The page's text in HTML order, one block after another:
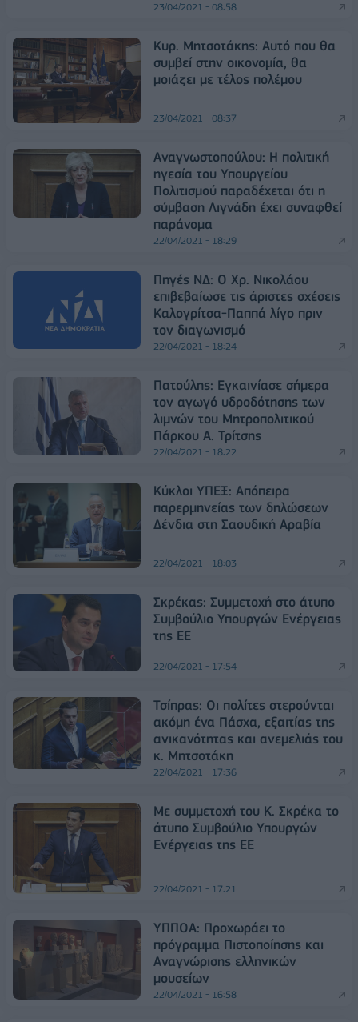
23/04/2021 - 08:58
Κυρ. Μητσοτάκης: Αυτό που θα
συμβεί στην οικονομία, θα
μοιάζει με τέλος πολέμου
23/04/2021 - 08:37
Αναγνωστοπούλου: Η πολιτική
ηγεσία του Υπουργείου
Πολιτισμού παραδέχεται ότι η
σύμβαση Λιγνάδη έχει συναφθεί
παράνομα
22/04/2021 - 18:29
Πηγές ΝΔ: Ο Χρ. Νικολάου
επιβεβαίωσε τις άριστες σχέσεις
Καλογρίτσα-Παππά λίγο πριν
τον διαγωνισμό
22/04/2021 - 18:24
Πατούλης: Eγκαινίασε σήμερα
τον αγωγό υδροδότησης των
λιμνών του Μητροπολιτικού
Πάρκου A. Τρίτσης
22/04/2021 - 18:22
Κύκλοι ΥΠΕΞ: Απόπειρα
παρερμηνείας των δηλώσεων
Δένδια στη Σαουδική Αραβία
22/04/2021 - 18:03
Σκρέκας: Συμμετοχή στο άτυπο
Συμβούλιο Υπουργών Ενέργειας
της ΕΕ
22/04/2021 - 17:54
Τσίπρας: Οι πολίτες στερούνται
ακόμη ένα Πάσχα, εξαιτίας της
ανικανότητας και ανεμελιάς του
κ. Μητσοτάκη
22/04/2021 - 17:36
Με συμμετοχή του Κ. Σκρέκα το
άτυπο Συμβούλιο Υπουργών
Ενέργειας της ΕΕ
22/04/2021 - 17:21
ΥΠΠΟΑ: Προχωράει το
πρόγραμμα Πιστοποίησης και
Αναγνώρισης ελληνικών
μουσείων
22/04/2021 - 16:58